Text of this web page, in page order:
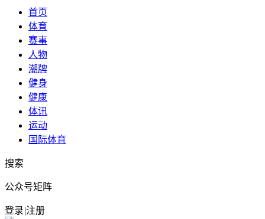
首页
体育
赛事
人物
潮牌
健身
健康
体讯
运动
国际体育
搜索
公众号矩阵
登录|注册